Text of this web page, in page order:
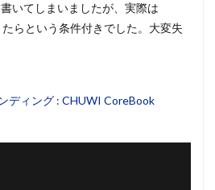
いてしまいましたが、実際は
らという条件付きでした。大変失
ディング : CHUWI CoreBook